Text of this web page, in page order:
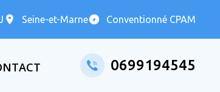
Seine-et-Marne Conventionné CPAM
0699194545